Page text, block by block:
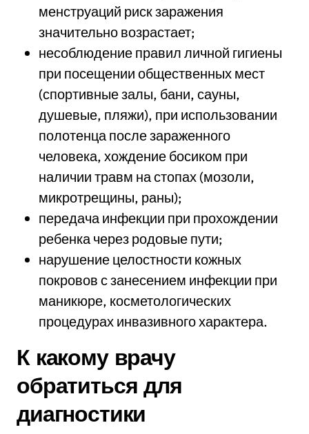
менструаций риск заражения
значительно возрастает;
несоблюдение правил личной гигиены
при посещении общественных мест
(спортивные залы, бани, сауны,
душевые, пляжи), при использовании
полотенца после зараженного
человека, хождение босиком при
наличии травм на стопах (мозоли,
микротрещины, раны);
передача инфекции при прохождении
ребенка через родовые пути;
нарушение целостности кожных
покровов с занесением инфекции при
маникюре, косметологических
процедурах инвазивного характера.
К какому врачу
обратиться для
диагностики